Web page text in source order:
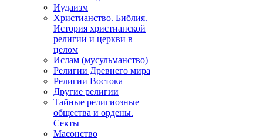
Иудаизм
Христианство. Библия.
История христианской
религии и церкви в
целом
Ислам (мусульманство)
Религии Древнего мира
Религии Востока
Другие религии
Тайные религиозные
общества и ордены.
Секты
Масонство